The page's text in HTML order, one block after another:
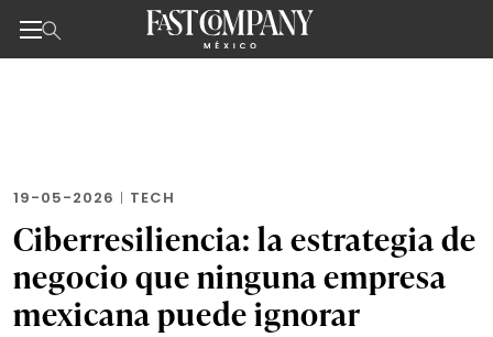
19-05-2026 | TECH
Ciberresiliencia: la estrategia de
negocio que ninguna empresa
mexicana puede ignorar